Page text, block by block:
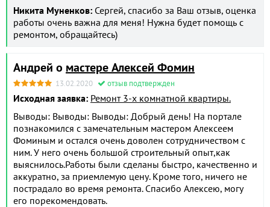
Никита Муненков: Сергей, спасибо за Ваш отзыв, оценка
работы очень важна для меня! Нужна будет помощь с
ремонтом, обращайтесь)
Андрей о мастере Алексей Фомин
13.02.2020 отзыв подтвержден
Исходная заявка: Ремонт 3-х комнатной квартиры.
Выводы: Выводы: Выводы: Добрый день! На портале
познакомился с замечательным мастером Алексеем
Фоминым и остался очень доволен сотрудничеством с
ним. У него очень большой строительный опыт,как
выяснилось.Работы были сделаны быстро, качественно и
аккуратно, за приемлемую цену. Кроме того, ничего не
пострадало во время ремонта. Спасибо Алексею, могу
его порекомендовать.